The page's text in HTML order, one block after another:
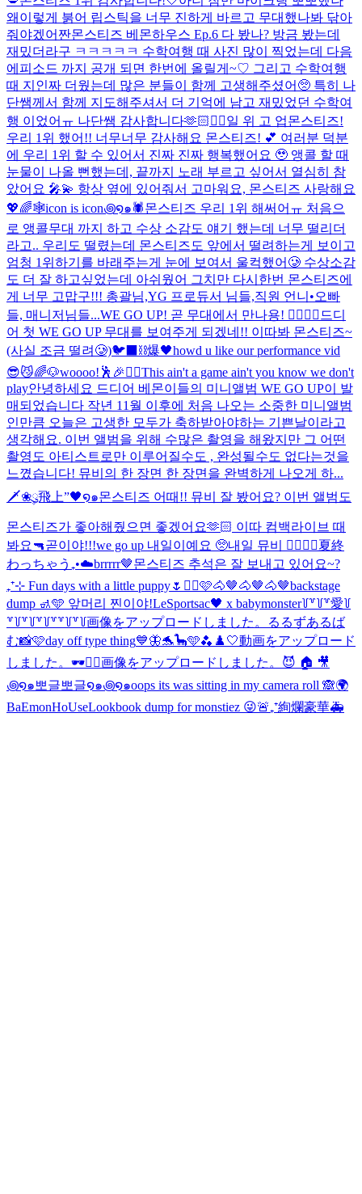
왜이렇게 붉어 립스틱을 너무 진하게 바르고 무대했나봐 닦아
줘야겠어 짠몬스티즈 베몬하우스 Ep.6 다 봤나? 방금 봤는데
재밌더라구 ㅋㅋㅋㅋㅋ 수학여행 때 사진 많이 찍었는데 다음
에피소드 까지 공개 되면 한번에 올릴게~♡ 그리고 수학여행
때 지인짜 더웠는데 많은 분들이 함께 고생해주셨어🥺 특히 나
단쌤께서 함께 지도해주셔서 더 기억에 남고 재밌었던 수학여
행 이었어ㅠ 나단쌤 감사합니다🫶🏻 ❤️‍🔥일 위 고 업몬스티즈!
우리 1위 했어!! 너무너무 감사해요 몬스티즈! 💕 여러분 덕분
에 우리 1위 할 수 있어서 진짜 진짜 행복했어요 🥹 앵콜 할 때
눈물이 나올 뻔했는데, 끝까지 노래 부르고 싶어서 열심히 참
았어요 🎤💫 항상 옆에 있어줘서 고마워요, 몬스티즈 사랑해요
💖🌈🕸️icon is icon꩜໑๑🕷️몬스티즈 우리 1위 해써어ㅠ 처음으
로 앵콜무대 까지 하고 수상 소감도 얘기 했는데 너무 떨리더
라고.. 우리도 떨렸는데 몬스티즈도 앞에서 떨려하는게 보이고
엄청 1위하기를 바래주는게 눈에 보여서 울컥했어🥲 수상소감
도 더 잘 하고싶었는데 아쉬웠어 그치만 다시한번 몬스티즈에
게 너무 고맙구!!! 총괄님,YG 프로듀서 님들,직원 언니•오빠
들, 매니저님들...WE GO UP! 곧 무대에서 만나용! ❤️‍🔥❤️‍🔥 드디
어 첫 WE GO UP 무대를 보여주게 되겠네!! 이따봐 몬스티즈~
(사실 조금 떨려🥲)🐦‍⬛⛓️爆🖤howd u like our performance vid
😎😼🌈🐶woooo!🕺🎉❤️‍🔥This ain't a game ain't you know we don't
play안녕하세요 드디어 베몬이들의 미니앨범 WE GO UP이 발
매되었습니다 작년 11월 이후에 처음 나오는 소중한 미니앨범
인만큼 오늘은 고생한 모두가 축하받아야하는 기쁜날이라고
생각해요. 이번 앨범을 위해 수많은 촬영을 해왔지만 그 어떤
촬영도 아티스트로만 이루어질수도 , 완성될수도 없다는것을
느꼈습니다! 뮤비의 한 장면 한 장면을 완벽하게 나오게 하...
🗡️❀ུ۪飛上”🖤໑๑몬스티즈 어때!! 뮤비 잘 봤어요? 이번 앨범도
몬스티즈가 좋아해줬으면 좋겠어요🫶🏻 이따 컴백라이브 때
봐요🔫곧이야!!!we go up 내일이예요 🥺내일 뮤비 ❤️‍🔥❤️‍🔥夏終
わっちゃう₊•☁️brrrrr🤎몬스티즈 추석은 잘 보내고 있어요~?
₊⁺⊹ Fun days with a little puppy🌷 ✌🏻🩷🐴🤎🐴🤎🐴🤎backstage
dump 🚮🩵 앞머리 찐이야!LeSportsac🖤 x babymonster꒦꒷꒦꒷愛꒦
꒷꒦꒷꒦꒷꒦꒷꒷꒦꒷꒦画像をアップロードしました。
るるずあるば
む📸🩷day off type thing💙🦋🐬🦕🩵🫐 ♟️🤍動画をアップロード
しました。 🕶️✌🏻画像をアップロードしました。 😈 🏠 🎥
꩜໑๑뽀글뽀글໑๑꩜໑๑oops its was sitting in my camera roll 🙈🌍
BaEmonHoUseLookbook dump for monstiez 😜🚨₊⁺絢爛豪華🚑